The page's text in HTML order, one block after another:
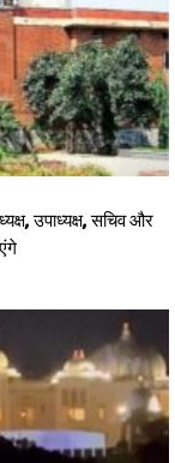
उपाध्यक्ष, सचिव और